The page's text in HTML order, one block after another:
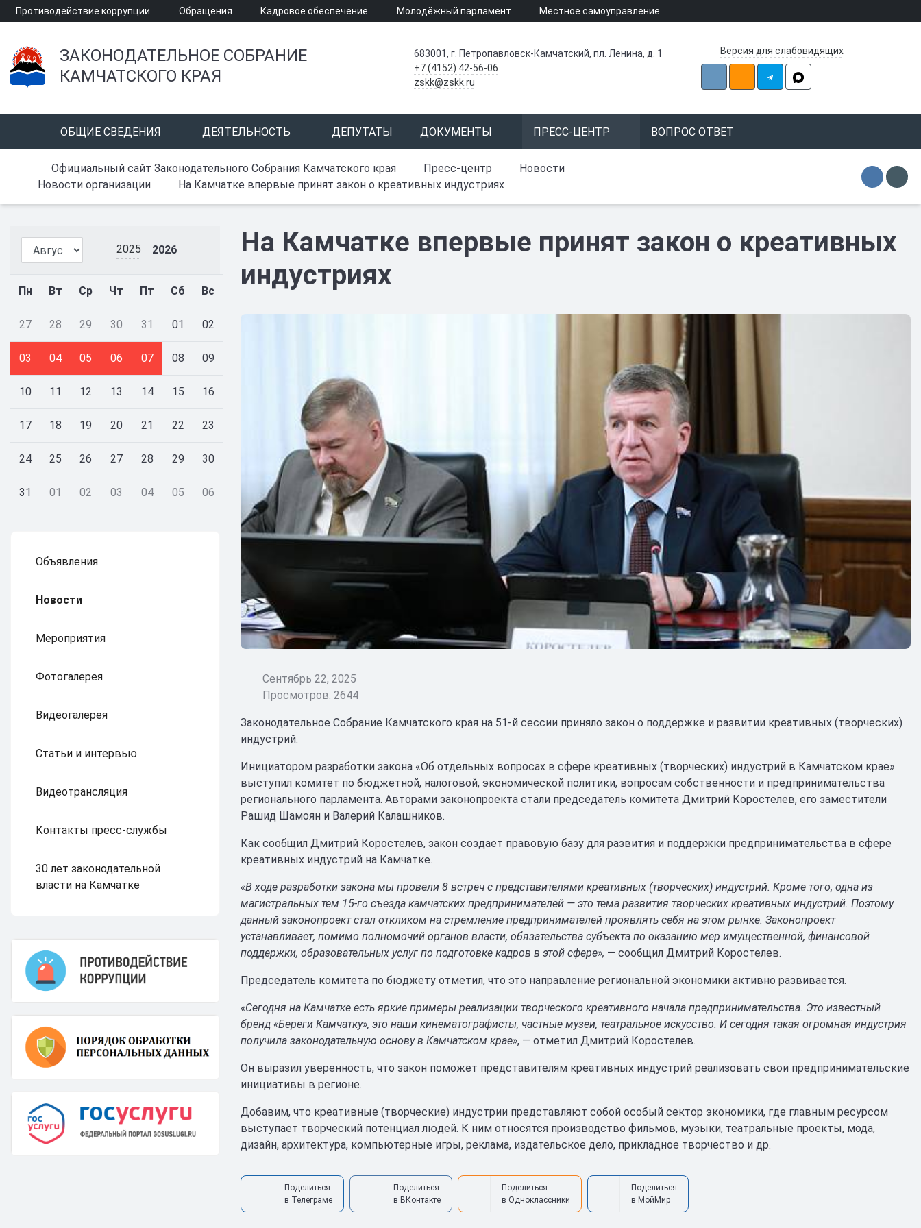
Противодействие коррупции Обращения Кадровое обеспечение Молодёжный парламент Местное самоуправление
ЗАКОНОДАТЕЛЬНОЕ СОБРАНИЕ
КАМЧАТСКОГО КРАЯ
683001, г. Петропавловск-Камчатский, пл. Ленина, д. 1
+7 (4152) 42-56-06
zskk@zskk.ru
Версия для слабовидящих
ОБЩИЕ СВЕДЕНИЯ ДЕЯТЕЛЬНОСТЬ ДЕПУТАТЫ ДОКУМЕНТЫ ПРЕСС-ЦЕНТР ВОПРОС ОТВЕТ
Официальный сайт Законодательного Собрания Камчатского края Пресс-центр
Новости
Новости организации
На Камчатке впервые принят закон о креативных индустриях
2025 2026
Пн Вт Ср Чт Пт Сб Вс
27 28 29 30 31 01 02
03 04 05 06 07 08 09
10 11 12 13 14 15 16
17 18 19 20 21 22 23
24 25 26 27 28 29 30
31 01 02 03 04 05 06
Объявления
Новости
Мероприятия
Фотогалерея
Видеогалерея
Статьи и интервью
Видеотрансляция
Контакты пресс-службы
30 лет законодательной
власти на Камчатке
На Камчатке впервые принят закон о креативных
индустриях
Сентябрь 22, 2025
Просмотров: 2644
Законодательное Собрание Камчатского края на 51-й сессии приняло закон о поддержке и развитии креативных (творческих)
индустрий.
Инициатором разработки закона «Об отдельных вопросах в сфере креативных (творческих) индустрий в Камчатском крае»
выступил комитет по бюджетной, налоговой, экономической политики, вопросам собственности и предпринимательства
регионального парламента. Авторами законопроекта стали председатель комитета Дмитрий Коростелев, его заместители
Рашид Шамоян и Валерий Калашников.
Как сообщил Дмитрий Коростелев, закон создает правовую базу для развития и поддержки предпринимательства в сфере
креативных индустрий на Камчатке.
«В ходе разработки закона мы провели 8 встреч с представителями креативных (творческих) индустрий. Кроме того, одна из
магистральных тем 15-го съезда камчатских предпринимателей — это тема развития творческих креативных индустрий. Поэтому
данный законопроект стал откликом на стремление предпринимателей проявлять себя на этом рынке. Законопроект
устанавливает, помимо полномочий органов власти, обязательства субъекта по оказанию мер имущественной, финансовой
поддержки, образовательных услуг по подготовке кадров в этой сфере», — сообщил Дмитрий Коростелев.
Председатель комитета по бюджету отметил, что это направление региональной экономики активно развивается.
«Сегодня на Камчатке есть яркие примеры реализации творческого креативного начала предпринимательства. Это известный
бренд «Береги Камчатку», это наши кинематографисты, частные музеи, театральное искусство. И сегодня такая огромная индустрия
получила законодательную основу в Камчатском крае», — отметил Дмитрий Коростелев.
Он выразил уверенность, что закон поможет представителям креативных индустрий реализовать свои предпринимательские
инициативы в регионе.
Добавим, что креативные (творческие) индустрии представляют собой особый сектор экономики, где главным ресурсом
выступает творческий потенциал людей. К ним относятся производство фильмов, музыки, театральные проекты, мода,
дизайн, архитектура, компьютерные игры, реклама, издательское дело, прикладное творчество и др.
Поделиться
в Телеграме
Поделиться
в ВКонтакте
Поделиться
в Одноклассники
Поделиться
в МойМир